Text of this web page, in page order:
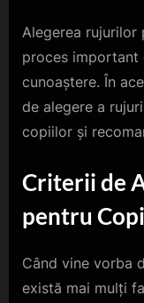
Alegerea
proces important
cunoaștere. În
de alegere a
copiilor și
Criterii de
pentru
Când vine vorba
există mai mulți